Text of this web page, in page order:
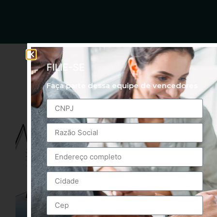
FILIE-SE
Faça parte dessa equipe de vencedores